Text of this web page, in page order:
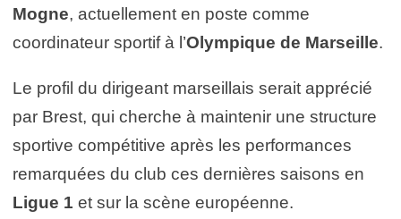
Mogne, actuellement en poste comme
coordinateur sportif à l’Olympique de Marseille.
Le profil du dirigeant marseillais serait apprécié
par Brest, qui cherche à maintenir une structure
sportive compétitive après les performances
remarquées du club ces dernières saisons en
Ligue 1 et sur la scène européenne.